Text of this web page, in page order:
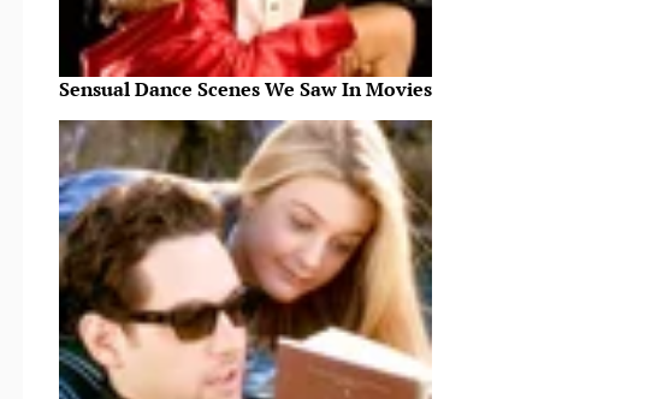
Sensual Dance Scenes We Saw In Movies